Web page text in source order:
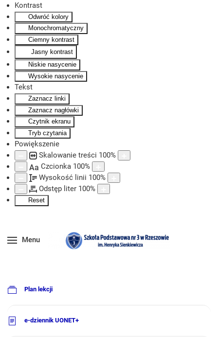
Kontrast
Odwróć kolory
Monochromatyczny
Ciemny kontrast
Jasny kontrast
Niskie nasycenie
Wysokie nasycenie
Tekst
Zaznacz linki
Zaznacz nagłówki
Czytnik ekranu
Tryb czytania
Powiększenie
Skalowanie treści 100%
Aa Czcionka 100%
Wysokość linii 100%
Odstęp liter 100%
Reset
Skip to main content
Menu
Plan lekcji
e-dziennik UONET+